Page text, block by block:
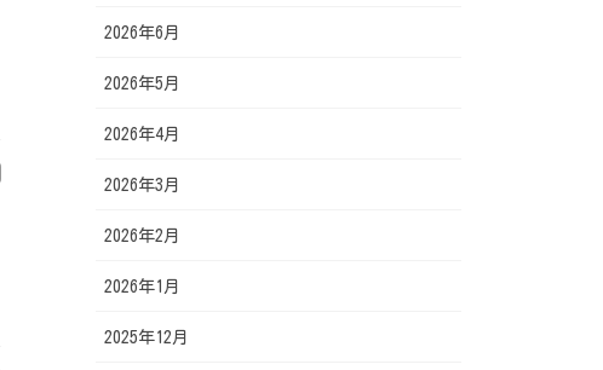
2026年6月
2026年5月
2026年4月
2026年3月
2026年2月
2026年1月
2025年12月